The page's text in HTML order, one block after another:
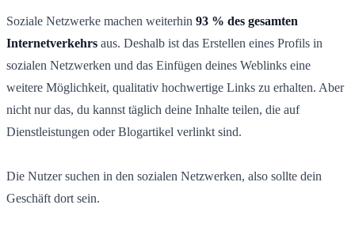
Soziale Netzwerke machen weiterhin 93 % des gesamten
Internetverkehrs aus. Deshalb ist das Erstellen eines Profils in
sozialen Netzwerken und das Einfügen deines Weblinks eine
weitere Möglichkeit, qualitativ hochwertige Links zu erhalten. Aber
nicht nur das, du kannst täglich deine Inhalte teilen, die auf
Dienstleistungen oder Blogartikel verlinkt sind.
Die Nutzer suchen in den sozialen Netzwerken, also sollte dein
Geschäft dort sein.